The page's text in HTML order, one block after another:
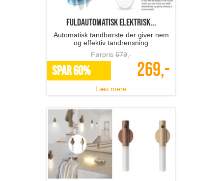
Fuldautomatisk elektrisk...
Automatisk tandbørste der giver nem
og effektiv tandrensning
Førpris679,-
SPAR 60% 269,-
Læs mere